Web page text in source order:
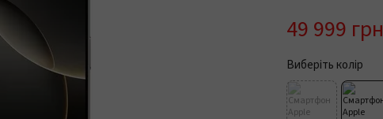
49 999 грн
Виберіть колір